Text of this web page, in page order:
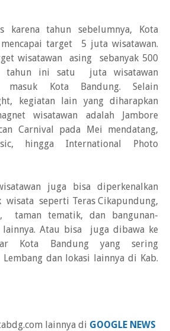
karena tahun sebelumnya, Kota
target 5 juta wisatawan.
wisatawan asing sebanyak 500
tahun ini satu juta wisatawan
masuk Kota Bandung. Selain
kegiatan lain yang diharapkan
wisatawan adalah Jambore
Carnival pada Mei mendatang,
hingga International Photo
juga bisa diperkenalkan
wisata seperti Teras Cikapundung,
taman tematik, dan bangunan-
lainnya. Atau bisa juga dibawa ke
Kota Bandung yang sering
dan lokasi lainnya di Kab.
lainnya di GOOGLE NEWS